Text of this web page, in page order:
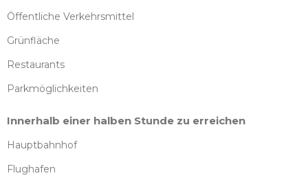
Öffentliche Verkehrsmittel
Grünfläche
Restaurants
Parkmöglichkeiten
Innerhalb einer halben Stunde zu erreichen
Hauptbahnhof
Flughafen